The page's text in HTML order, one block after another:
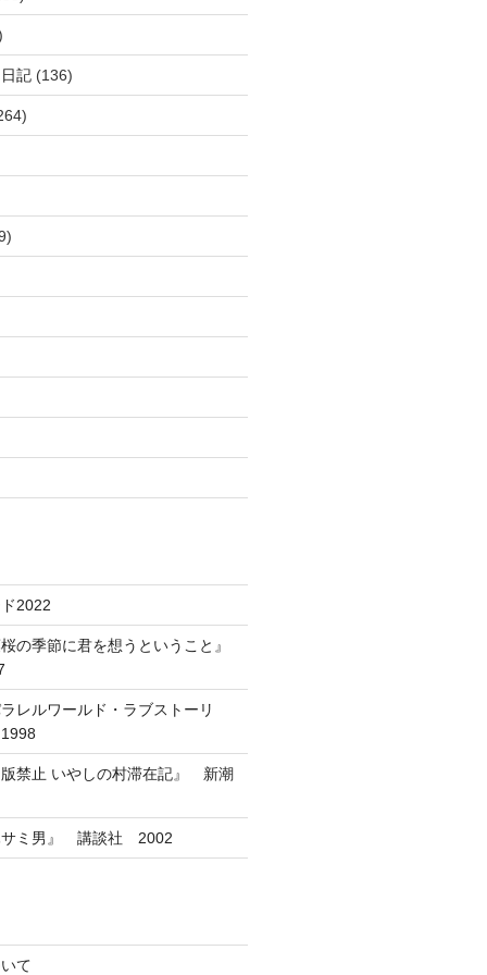
記(136)
2022
の季節に君を想うということ』
レルワールド・ラブストーリ
禁止 いやしの村滞在記』 新潮
ミ男』 講談社 2002
て